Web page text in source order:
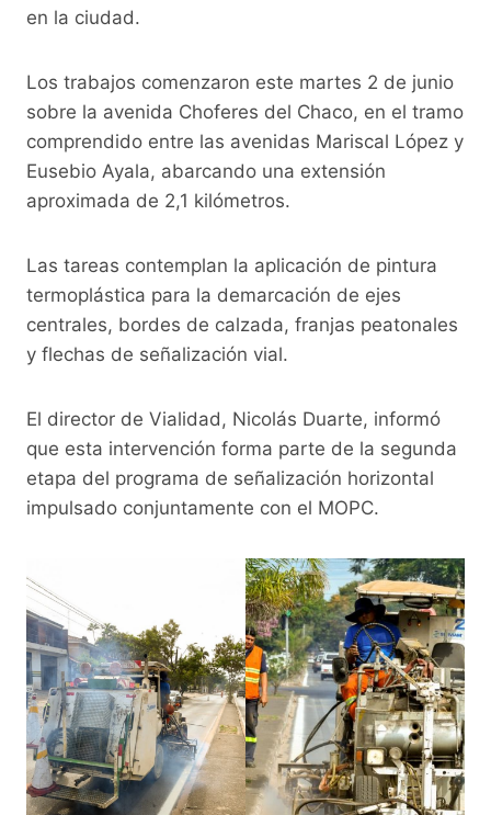
en la ciudad.
Los trabajos comenzaron este martes 2 de junio
sobre la avenida Choferes del Chaco, en el tramo
comprendido entre las avenidas Mariscal López y
Eusebio Ayala, abarcando una extensión
aproximada de 2,1 kilómetros.
Las tareas contemplan la aplicación de pintura
termoplástica para la demarcación de ejes
centrales, bordes de calzada, franjas peatonales
y flechas de señalización vial.
El director de Vialidad, Nicolás Duarte, informó
que esta intervención forma parte de la segunda
etapa del programa de señalización horizontal
impulsado conjuntamente con el MOPC.